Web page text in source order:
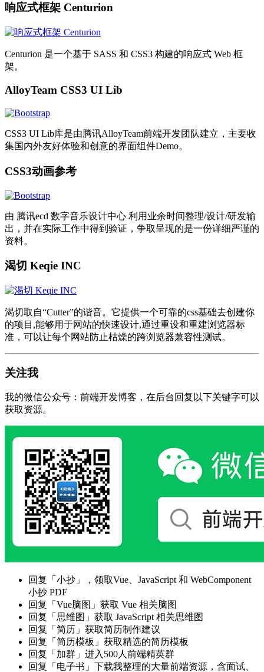
响应式框架 Centurion
Centurion 是一个基于 SASS 和 CSS3 构建的响应式 Web 框
架。
AlloyTeam CSS3 UI Lib
CSS3 UI Lib库是由腾讯AlloyTeam前端开发团队建立，主要收
集国内外友好体验和创意的界面组件Demo。
CSS3动画参考
由 腾讯ecd 数字音乐设计中心 利用业余时间整理/设计/研发输
出，并在实际工作中得到验证，争取呈现的是一份详细严谨的
资料。
渴切 Keqie INC
渴切取自“Cutter”的谐音。它提供一个可靠的css基础去创建你
的项目,能够用于网站的快速设计,通过重设和重建浏览器标
准，可以让每个网站防止枯燥的跨浏览器兼容性测试。
关注我
我的微信公众号：前端开发博客，在后台回复以下关键字可以
获取资源。
回复「小抄」，领取Vue、JavaScript 和 WebComponent
小抄 PDF
回复「Vue脑图」获取 Vue 相关脑图
回复「思维图」获取 JavaScript 相关思维图
回复「简历」获取简历制作建议
回复「简历模板」获取精选的简历模板
回复「加群」进入500人前端精英群
回复「电子书」下载我整理的大量前端资源，含面试、